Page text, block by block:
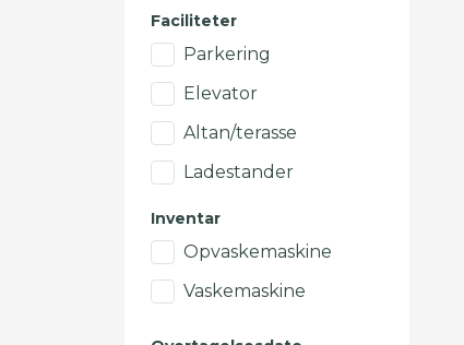
Faciliteter
Parkering
Elevator
Altan/terasse
Ladestander
Inventar
Opvaskemaskine
Vaskemaskine